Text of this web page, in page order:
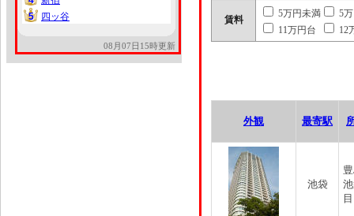
5
5 四ッ谷
08月07日15時更新
賃料
5万円未満
5
11万円台
12
外観 最寄駅
池袋
目